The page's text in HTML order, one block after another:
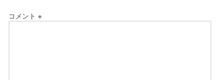
コメント ※